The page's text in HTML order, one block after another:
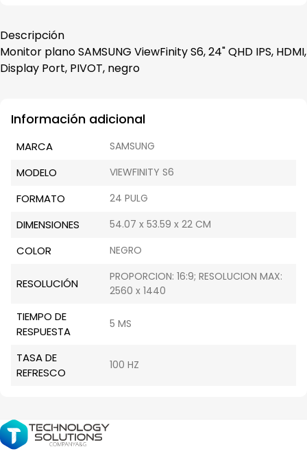
Descripción
Monitor plano SAMSUNG ViewFinity S6, 24" QHD IPS, HDMI,
Display Port, PIVOT, negro
Información adicional
MARCA SAMSUNG
MODELO VIEWFINITY S6
FORMATO 24 PULG
DIMENSIONES 54.07 x 53.59 x 22 CM
COLOR NEGRO
RESOLUCIÓN
PROPORCION: 16:9; RESOLUCION MAX:
2560 x 1440
TIEMPO DE
RESPUESTA
5 MS
TASA DE
REFRESCO
100 HZ